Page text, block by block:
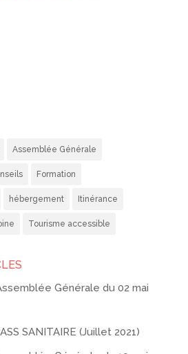
Assemblée Générale
Formation
hébergement Itinérance
Tourisme accessible
Générale du 02 mai
SANITAIRE (Juillet 2021)